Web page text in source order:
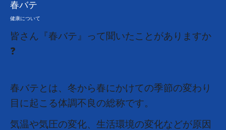
春バテ
健康について
皆さん『春バテ』って聞いたことがありますか
❓
春バテとは、 冬から春にかけての季節の変わり
目に起こる体調不良の総称です。
気温や気圧の変化、生活環境の変化などが原因